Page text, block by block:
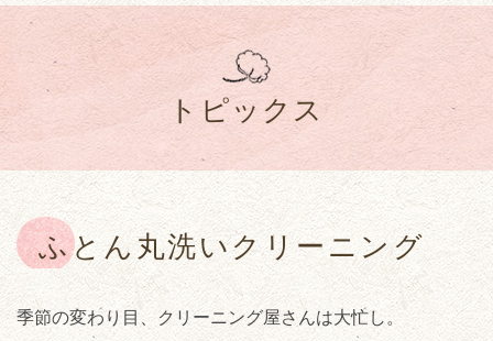
トピックス
ふとん丸洗いクリーニング
季節の変わり目、クリーニング屋さんは大忙し。